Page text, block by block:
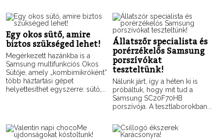
Egy okos sütő, amire
biztos szükséged lehet!
Megérkezett hazánkba is a
Samsung multifunkciós Okos
Sütője, amely „kombimikróként”
több háztartási gépet
helyettesíthet egyszerre: sütő,...
Állatszőr specialista és
porérzékelős Samsung
porszívókat
teszteltünk!
Nálunk járt, így a héten ki is
próbáltuk, hogy mit tud a
Samsung SC20F70HB
porszívója. A tesztlaborokban...